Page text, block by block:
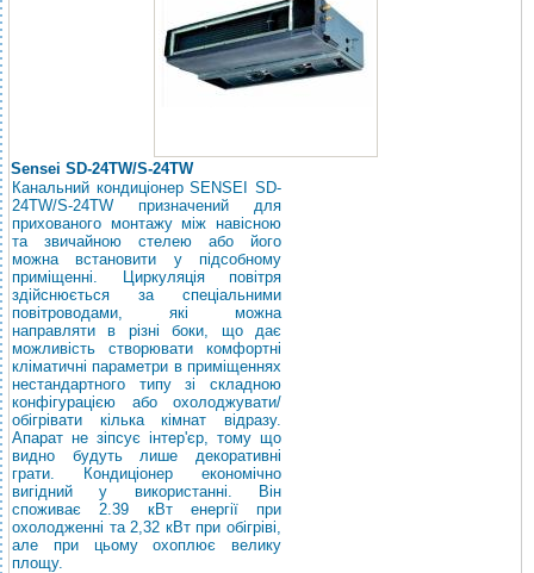
Sensei SD-24TW/S-24TW
Канальний кондиціонер SENSEI SD-
24TW/S-24TW призначений для
прихованого монтажу між навісною
та звичайною стелею або його
можна встановити у підсобному
приміщенні. Циркуляція повітря
здійснюється за спеціальними
повітроводами, які можна
направляти в різні боки, що дає
можливість створювати комфортні
кліматичні параметри в приміщеннях
нестандартного типу зі складною
конфігурацією або охолоджувати/
обігрівати кілька кімнат відразу.
Апарат не зіпсує інтер'єр, тому що
видно будуть лише декоративні
грати. Кондиціонер економічно
вигідний у використанні. Він
споживає 2.39 кВт енергії при
охолодженні та 2,32 кВт при обігріві,
але при цьому охоплює велику
площу.